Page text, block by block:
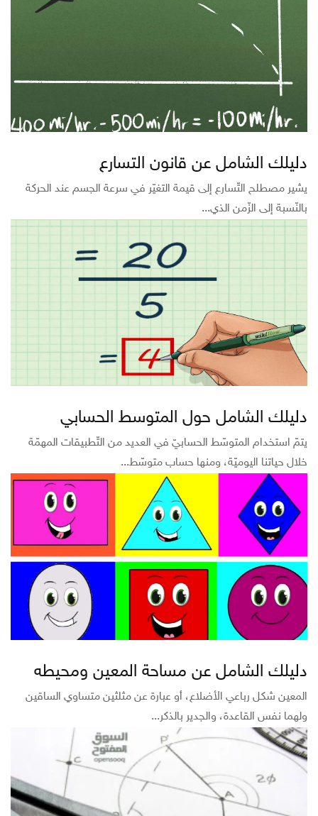
دليلك الشامل عن قانون التسارع
يشير مصطلح التّسارع إلى قيمة التغيّر في سرعة الجسم عند الحركة
بالنّسبة إلى الزّمن الذي...
دليلك الشامل حول المتوسط الحسابي
يتمّ استخدام المتوسّط الحسابيّ في العديد من التّطبيقات المهمّة
خلال حياتنا اليوميّة، ومنها حساب متوسّط...
دليلك الشامل عن مساحة المعين ومحيطه
المعين شكل رباعي الأضلاع، أو عبارة عن مثلثين متساوي الساقين
ولهما نفس القاعدة، والجدير بالذكر...